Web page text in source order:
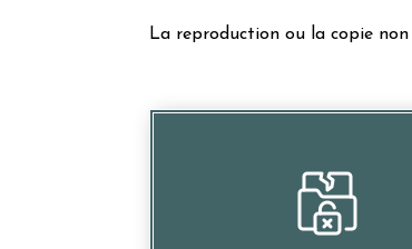
La reproduction ou la copie
Menacer les profits liés à
investissements